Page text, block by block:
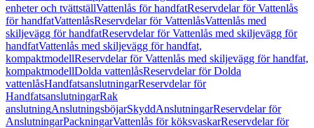
enheter och tvättställVattenlås för handfatReservdelar för Vattenlås
för handfatVattenlåsReservdelar för VattenlåsVattenlås med
skiljevägg för handfatReservdelar för Vattenlås med skiljevägg för
handfatVattenlås med skiljevägg för handfat,
kompaktmodellReservdelar för Vattenlås med skiljevägg för handfat,
kompaktmodellDolda vattenlåsReservdelar för Dolda
vattenlåsHandfatsanslutningarReservdelar för
HandfatsanslutningarRak
anslutningAnslutningsböjarSkyddAnslutningarReservdelar för
AnslutningarPackningarVattenlås för köksvaskarReservdelar för